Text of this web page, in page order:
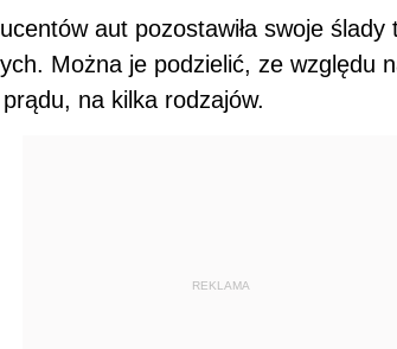
aut pozostawiła swoje
Można je podzielić, ze względu
na kilka rodzajów.
REKLAMA